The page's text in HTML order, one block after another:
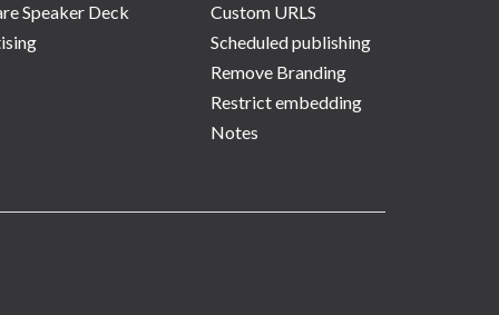
Speaker Deck
Custom URLS
Scheduled publishing
Remove Branding
Restrict embedding
Notes